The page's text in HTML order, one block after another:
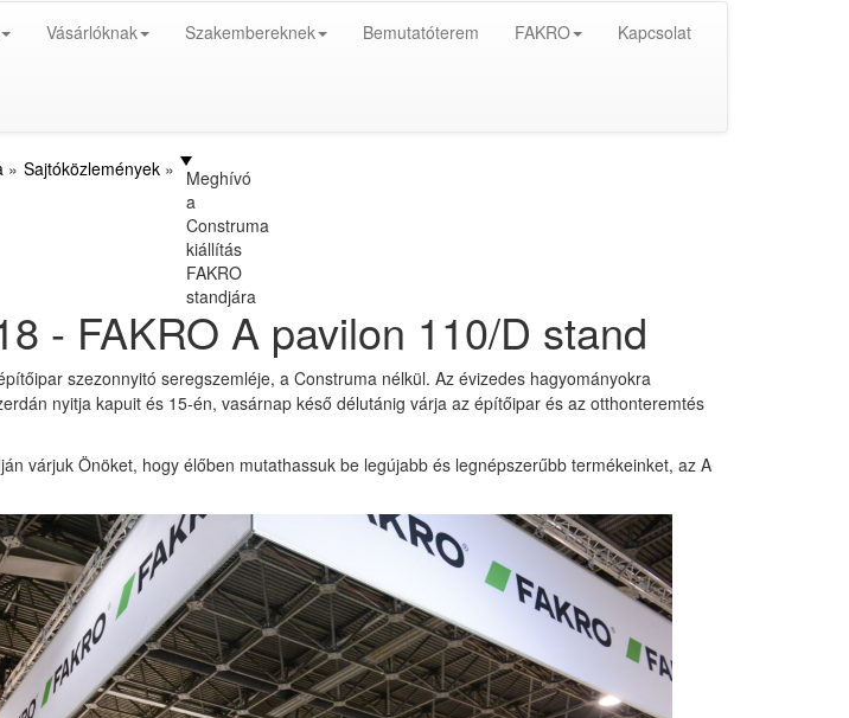
Vásárlóknak Szakembereknek Bemutatóterem FAKRO Kapcsolat
Sajtóközlemények
Meghívó
a
Construma
kiállítás
FAKRO
standjára
- FAKRO A pavilon 110/D stand
szezonnyitó seregszemléje, a Construma nélkül. Az évizedes hagyományokra
nyitja kapuit és 15-én, vasárnap késő délutánig várja az építőipar és az otthonteremtés
várjuk Önöket, hogy élőben mutathassuk be legújabb és legnépszerűbb termékeinket, az A